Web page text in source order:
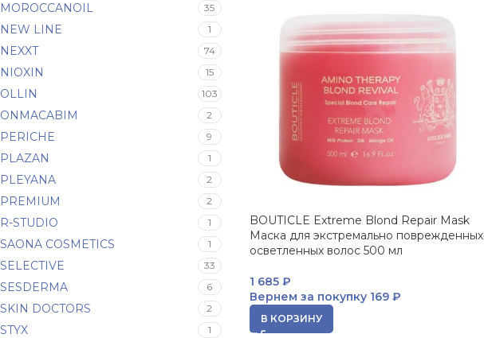
MOROCCANOIL 35
NEW LINE 1
NEXXT 74
NIOXIN 15
OLLIN 103
ONMACABIM 2
PERICHE 9
PLAZAN 1
PLEYANA 2
PREMIUM 2
R-STUDIO 1
SAONA COSMETICS 1
SELECTIVE 33
SESDERMA 6
SKIN DOCTORS 2
STYX 1
BOUTICLE Extreme Blond Repair Mask
Маска для экстремально поврежденных
осветленных волос 500 мл
1 685 ₽
Вернем за покупку169 ₽
В КОРЗИНУ